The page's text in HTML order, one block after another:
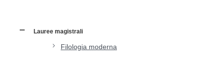
Lauree magistrali
Filologia moderna